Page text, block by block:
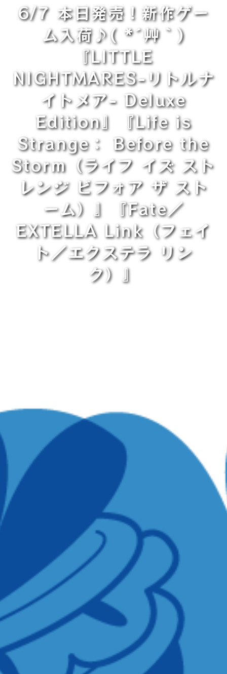
6/7 本日発売！新作ゲー
ム入荷♪( *´艸｀)
『LITTLE
NIGHTMARES-リトルナ
イトメア- Deluxe
Edition』『Life is
Strange： Before the
Storm（ライフ イズ スト
レンジ ビフォア ザ スト
ーム）』『Fate／
EXTELLA Link（フェイ
ト／エクステラ リン
ク）』